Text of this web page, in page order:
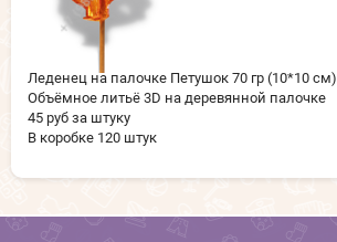
Леденец на палочке Петушок 70 гр (10*10 см)
Объёмное литьё 3D на деревянной палочке
45 руб за штуку
В коробке 120 штук